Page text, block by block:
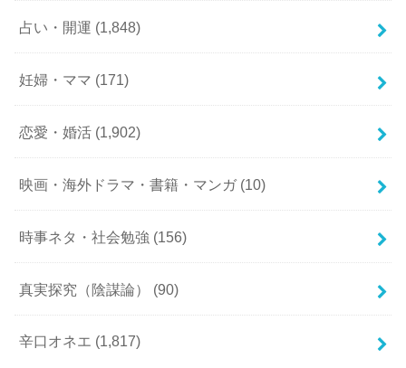
占い・開運 (1,848)
妊婦・ママ (171)
恋愛・婚活 (1,902)
映画・海外ドラマ・書籍・マンガ (10)
時事ネタ・社会勉強 (156)
真実探究（陰謀論） (90)
辛口オネエ (1,817)